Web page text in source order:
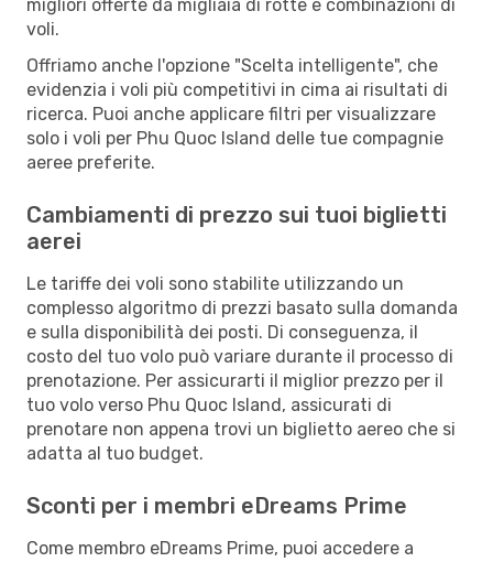
migliori offerte da migliaia di rotte e combinazioni di
voli.
Offriamo anche l'opzione "Scelta intelligente", che
evidenzia i voli più competitivi in cima ai risultati di
ricerca. Puoi anche applicare filtri per visualizzare
solo i voli per Phu Quoc Island delle tue compagnie
aeree preferite.
Cambiamenti di prezzo sui tuoi biglietti
aerei
Le tariffe dei voli sono stabilite utilizzando un
complesso algoritmo di prezzi basato sulla domanda
e sulla disponibilità dei posti. Di conseguenza, il
costo del tuo volo può variare durante il processo di
prenotazione. Per assicurarti il miglior prezzo per il
tuo volo verso Phu Quoc Island, assicurati di
prenotare non appena trovi un biglietto aereo che si
adatta al tuo budget.
Sconti per i membri eDreams Prime
Come membro eDreams Prime, puoi accedere a